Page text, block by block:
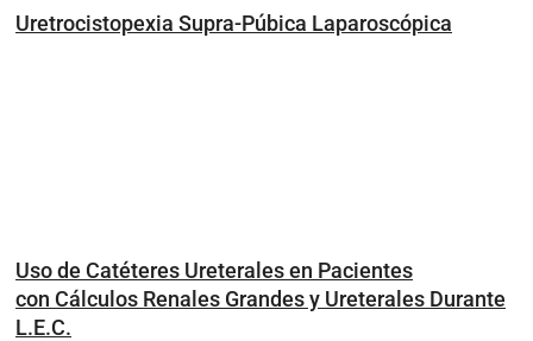
Uretrocistopexia Supra-Púbica Laparoscópica
Uso de Catéteres Ureterales en Pacientes
con Cálculos Renales Grandes y Ureterales Durante
L.E.C.